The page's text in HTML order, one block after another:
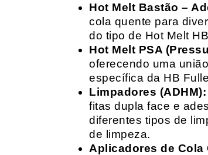
Hot Melt Bastão –
cola quente para
do tipo de Hot Melt
Hot Melt PSA
oferecendo uma
específica da HB
Limpadores (ADHM):
fitas dupla face e
diferentes tipos de
de limpeza.
Aplicadores de Cola